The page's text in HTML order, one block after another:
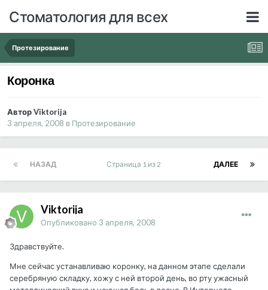
Стоматология для всех
Протезирование
Коронка
Автор Viktorija
3 апреля, 2008 в Протезирование
НАЗАД ДАЛЕЕ
Страница 1 из 2
Viktorija
Опубликовано 3 апреля, 2008
Здравствуйте.
Мне сейчас устанавливаю коронку, на данном этапе сделали
серебряную складку, хожу с ней второй день, во рту ужасный